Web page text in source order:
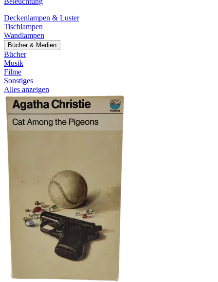
Deckenlampen & Luster
Tischlampen
Wandlampen
Bücher & Medien
Bücher
Musik
Filme
Sonstiges
Alles anzeigen